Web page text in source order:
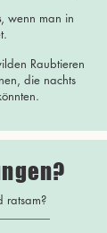
, wenn man in
Raubtieren
die nachts
ratsam?